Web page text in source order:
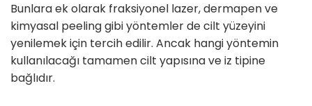
Bunlara ek olarak fraksiyonel lazer, dermapen ve
kimyasal peeling gibi yöntemler de cilt yüzeyini
yenilemek için tercih edilir. Ancak hangi yöntemin
kullanılacağı tamamen cilt yapısına ve iz tipine
bağlıdır.